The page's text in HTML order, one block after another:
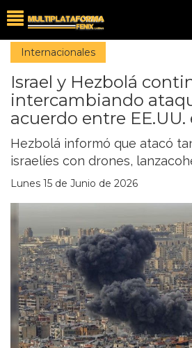
Internacionales
Israel y Hezbolá
intercambiando
acuerdo entre EE.UU.
Hezbolá informó que atacó
israelíes con drones,
Lunes 15 de Junio de 2026